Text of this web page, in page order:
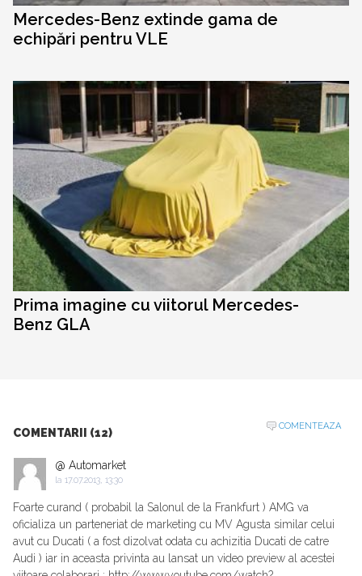
Mercedes-Benz extinde gama de
echipări pentru VLE
Prima imagine cu viitorul Mercedes-
Benz GLA
COMENTARII (12)
COMENTEAZA
@ Automarket
la 17.07.2013, 13:30
Foarte curand ( probabil la Salonul de la Frankfurt ) AMG va
oficializa un parteneriat de marketing cu MV Agusta similar celui
avut cu Ducati ( a fost dizolvat odata cu achizitia Ducati de catre
Audi ) iar in aceasta privinta au lansat un video preview al acestei